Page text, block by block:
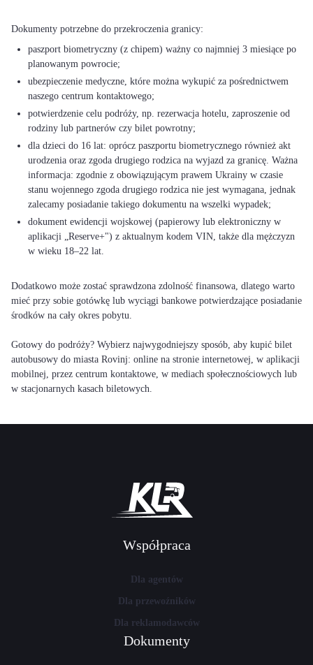
paszport biometryczny (z chipem) ważny co najmniej 3 miesiące po
planowanym powrocie;
ubezpieczenie medyczne, które można wykupić za pośrednictwem
naszego centrum kontaktowego;
potwierdzenie celu podróży, np. rezerwacja hotelu, zaproszenie od
rodziny lub partnerów czy bilet powrotny;
dla dzieci do 16 lat: oprócz paszportu biometrycznego również akt
urodzenia oraz zgoda drugiego rodzica na wyjazd za granicę. Ważna
informacja: zgodnie z obowiązującym prawem Ukrainy w czasie
stanu wojennego zgoda drugiego rodzica nie jest wymagana, jednak
zalecamy posiadanie takiego dokumentu na wszelki wypadek;
dokument ewidencji wojskowej (papierowy lub elektroniczny w
aplikacji „Reserve+") z aktualnym kodem VIN, także dla mężczyzn
w wieku 18–22 lat.
Dodatkowo może zostać sprawdzona zdolność finansowa, dlatego warto
mieć przy sobie gotówkę lub wyciągi bankowe potwierdzające posiadanie
środków na cały okres pobytu.
Gotowy do podróży? Wybierz najwygodniejszy sposób, aby kupić bilet
autobusowy do miasta Rovinj: online na stronie internetowej, w aplikacji
mobilnej, przez centrum kontaktowe, w mediach społecznościowych lub
w stacjonarnych kasach biletowych.
Współpraca
Dla agentów
Dla przewoźników
Dla reklamodawców
Dokumenty